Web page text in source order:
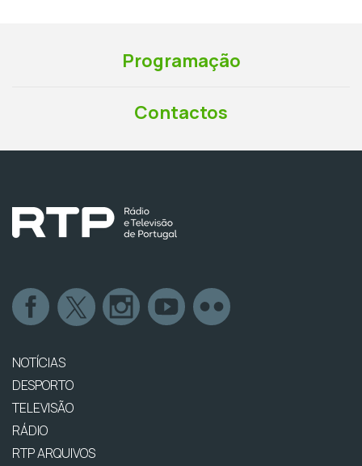
Programação
Contactos
NOTÍCIAS
DESPORTO
TELEVISÃO
RÁDIO
RTP ARQUIVOS